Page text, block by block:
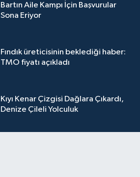
Bartın Aile Kampı İçin Başvurular
Sona Eriyor
Fındık üreticisinin beklediği haber:
TMO fiyatı açıkladı
Kıyı Kenar Çizgisi Dağlara Çıkardı,
Denize Çileli Yolculuk